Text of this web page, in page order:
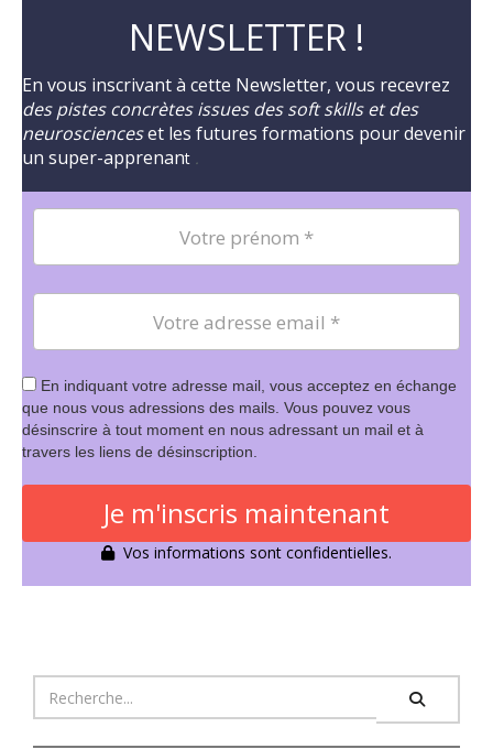
NEWSLETTER !
En vous inscrivant à cette Newsletter, vous recevrez
des pistes concrètes issues des soft skills et des
neuroscienceset les futures formations pour devenir
un super-apprenant .
En indiquant votre adresse mail, vous acceptez en échange
que nous vous adressions des mails. Vous pouvez vous
désinscrire à tout moment en nous adressant un mail et à
travers les liens de désinscription.
Je m'inscris maintenant
Vos informations sont confidentielles.